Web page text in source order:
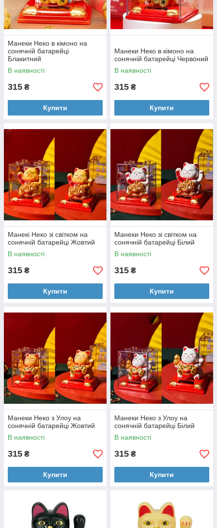
Манеки Неко в кімоно на
сонячній батарейці
Блакитний
В наявності
315 ₴
Купити
Манеки Неко в кімоно на
сонячній батарейці Червоний
В наявності
315 ₴
Купити
Манекі Неко зі світком на
сонячній батарейці Жовтий
В наявності
315 ₴
Купити
Манеки Неко зі світком на
сонячній батарейці Білий
В наявності
315 ₴
Купити
Манеки Неко з Улоу на
сонячній батарейці Жовтий
В наявності
315 ₴
Купити
Манеки Неко з Улоу на
сонячній батарейці Білий
В наявності
315 ₴
Купити